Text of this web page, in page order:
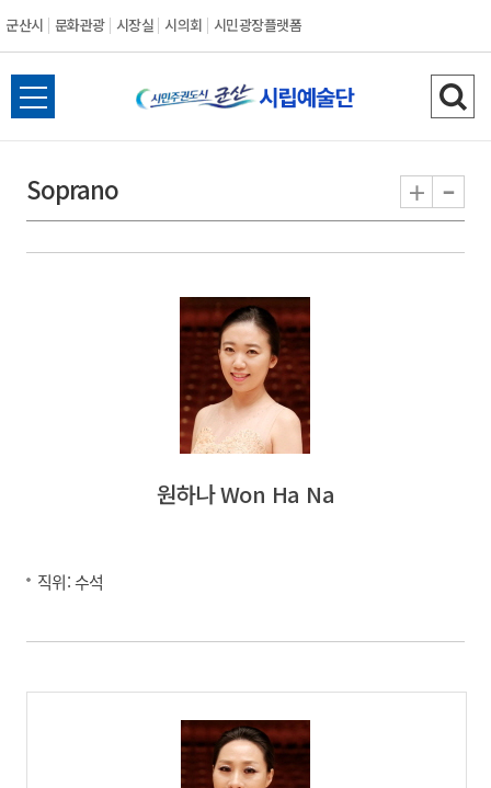
군산시 문화관광 시장실 시의회 시민광장플랫폼
군
산
전
체
뉴
열
검
색
기
Soprano + -
원하나 Won Ha Na
직위: 수석